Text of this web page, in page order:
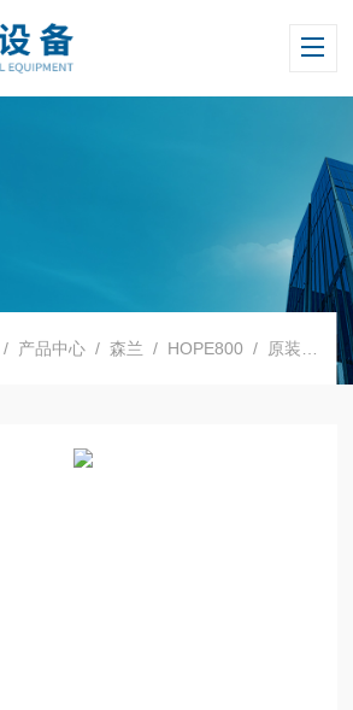
/ 产品中心 /森兰 / HOPE800 / 原装森兰变频器Hope800G110T4